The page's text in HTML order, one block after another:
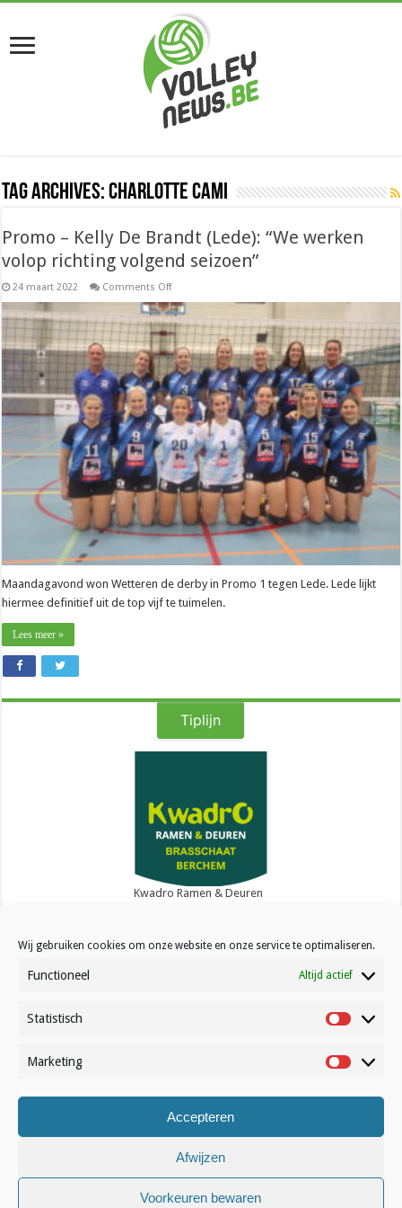
Wij gebruiken cookies om onze website en onze service te optimaliseren.
Functioneel Altijd actief
Statistisch Statistisch
Marketing
Accepteren
Afwijzen
Voorkeuren bewaren
Tag Archives:Charlotte Cami
Promo – Kelly De Brandt (Lede): “We werken
volop richting volgend seizoen”
24 maart 2022 Comments Offon
–
Kelly
De
Brandt
(Lede):
“We
werken
volop
richting
volgend
seizoen”
Maandagavond won Wetteren de derby in Promo 1 tegen Lede. Lede lijkt
hiermee definitief uit de top vijf te tuimelen.
Lees meer »
Tiplijn
Kwadro Ramen & Deuren
Contact
© Volleynews.be2026
Algemene voorwaarden|Privacy
Nederlands